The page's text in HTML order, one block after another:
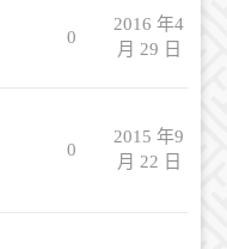
0
2016 年4
月 29 日
0
2015 年9
月 22 日